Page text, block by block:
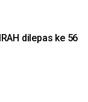
dilepas ke 56